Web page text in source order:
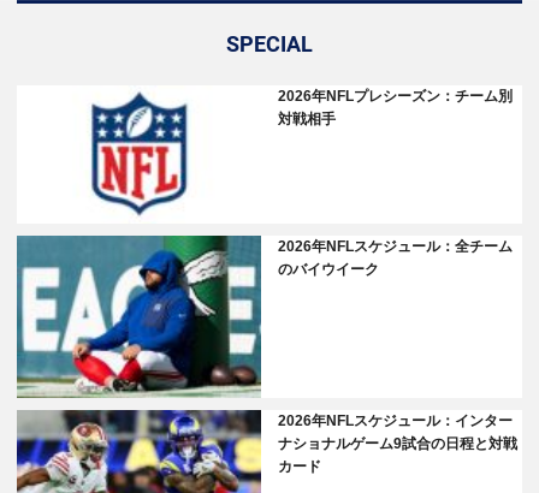
SPECIAL
2026年NFLプレシーズン：チーム別
対戦相手
2026年NFLスケジュール：全チーム
のバイウイーク
2026年NFLスケジュール：インター
ナショナルゲーム9試合の日程と対戦
カード